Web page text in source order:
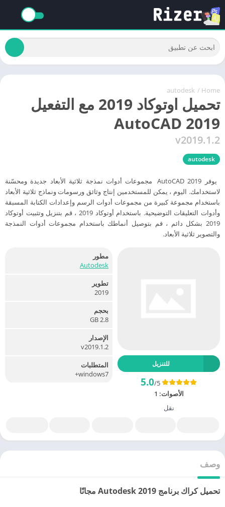
Home
/
autodesk
تحميل اوتوكاد 2019 مع التفعيل
AutoCAD 2019
v2019.1.2
autodesk
يوفر AutoCAD 2019 مجموعات أدوات نمذجة ثلاثية الأبعاد جديدة ومحسّنة
لاستخدامك. اليوم ، يمكن للمستخدمين إنتاج وثائق ورسومات ونماذج ثلاثية الأبعاد
باستخدام مجموعة كبيرة من مجموعات أدوات الرسم وإعدادات الكتابة المسبقة
وأدوات التعليقات التوضيحية. باستخدام أوتوكاد 2019 ، قم بتنزيل وتثبيت أوتوكاد
2019 بشكل دائم ، قم بتوصيل أنماطك باستخدام مجموعات أدوات النمذجة
والتصوير ثلاثية الأبعاد.
للتنزيل
5.0/5
الأصوات: 1
نقل
مطور
Autodesk
تطوير
2019
بحجم
2.8 GB
الإصدار
v2019.1.2
المتطلبات
windows7+
وصف
تحميل كراك برنامج Autodesk 2019 مجانًا